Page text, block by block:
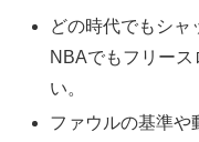
どの時代でもシャ
NBAでもフリー
い。
ファウルの基準や